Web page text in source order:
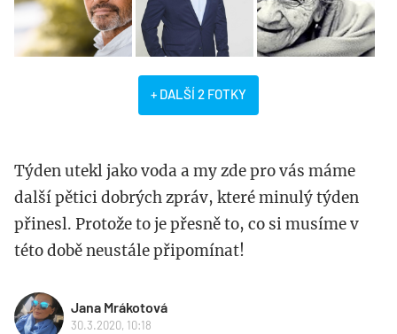
+ DALŠÍ 2 FOTKY
Týden utekl jako voda a my zde pro vás máme
další pětici dobrých zpráv, které minulý týden
přinesl. Protože to je přesně to, co si musíme v
této době neustále připomínat!
Jana Mrákotová
30.3.2020, 10:18